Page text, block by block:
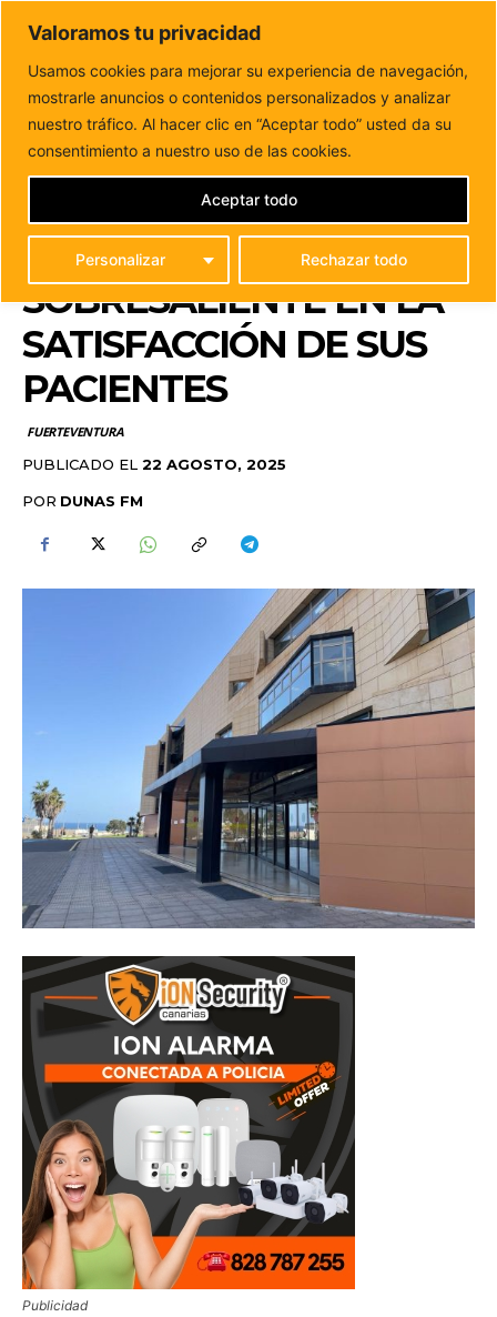
Valoramos tu privacidad
Usamos cookies para mejorar su experiencia de navegación,
mostrarle anuncios o contenidos personalizados y analizar
nuestro tráfico. Al hacer clic en “Aceptar todo” usted da su
consentimiento a nuestro uso de las cookies.
Personalizar Rechazar todo
Aceptar todo
DUNAS FM
Tu informacion de forma cercana
Inicio FUERTEVENTURA
El Hospital General de
Fuerteventura obtiene un sobresaliente en la satisfacción
de...
EL HOSPITAL GENERAL
DE FUERTEVENTURA
OBTIENE UN
SOBRESALIENTE EN LA
SATISFACCIÓN DE SUS
PACIENTES
FUERTEVENTURA
PUBLICADO EL 22 AGOSTO, 2025
POR DUNAS FM
Publicidad